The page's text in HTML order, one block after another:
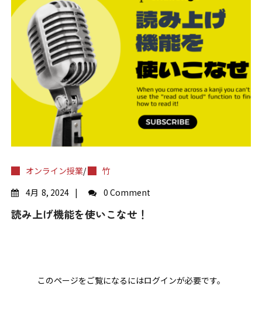
オンライン授業/
竹
4月 8, 2024 0 Comment
読み上げ機能を使いこなせ！
このページをご覧になるにはログインが必要です。